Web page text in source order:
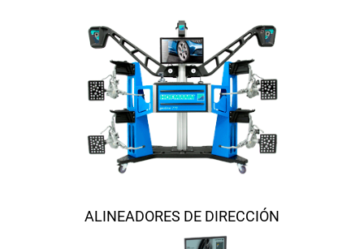
ALINEADORES DE DIRECCIÓN